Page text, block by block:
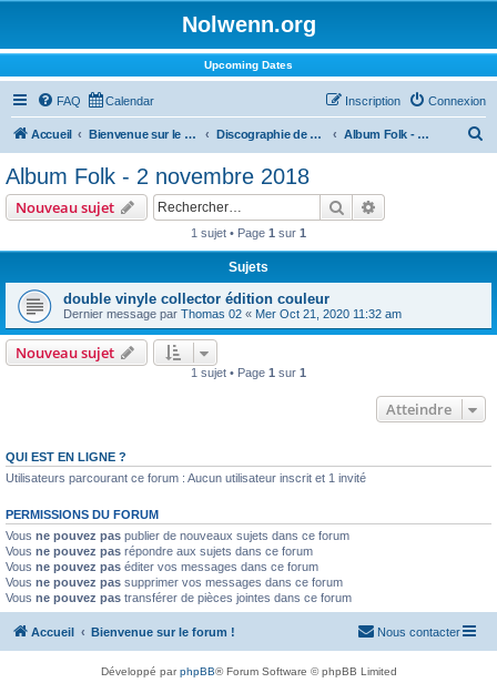
Nolwenn.org
Upcoming Dates
FAQ Calendar Connexion
Inscription
Accueil Bienvenue sur le forum ! Discographie de Nolwenn Album Folk - 2 novembre 2018
Album Folk - 2 novembre 2018
Nouveau sujet Rechercher
1 sujet • Page 1 sur 1
Sujets
double vinyle collector édition couleur
Dernier message par Thomas 02 « Mer Oct 21, 2020 11:32 am
Nouveau sujet
1 sujet • Page 1 sur 1
Atteindre
QUI EST EN LIGNE ?
Utilisateurs parcourant ce forum : Aucun utilisateur inscrit et 1 invité
PERMISSIONS DU FORUM
Vous ne pouvez pas publier de nouveaux sujets dans ce forum
Vous ne pouvez pas répondre aux sujets dans ce forum
Vous ne pouvez pas éditer vos messages dans ce forum
Vous ne pouvez pas supprimer vos messages dans ce forum
Vous ne pouvez pas transférer de pièces jointes dans ce forum
Accueil Bienvenue sur le forum ! Nous contacter
Développé parphpBB® Forum Software © phpBB Limited